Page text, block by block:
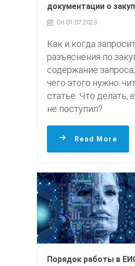
документации о
On 01.07.2023
Как и когда
разъяснения по
содержание
чего этого нужно:
статье. Что делать,
не поступил?
Read More
Порядок работы в